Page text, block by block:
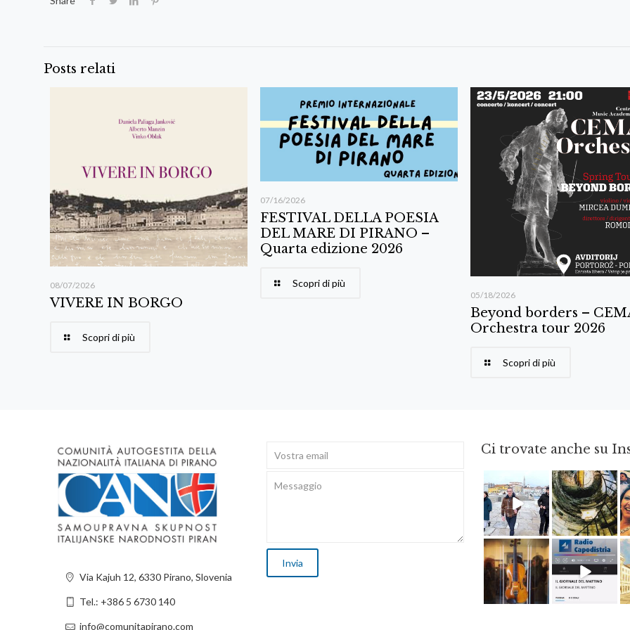
Posts relati
08/07/2026
VIVERE IN BORGO
Scopri di più
07/16/2026
FESTIVAL DELLA POESIA
DEL MARE DI PIRANO –
Quarta edizione 2026
Scopri di più
05/18/2026
Beyond borders –
Orchestra tour 2026
Scopri di più
Via Kajuh 12, 6330 Pirano, Slovenia
Tel.: +386 5 6730 140
info@comunitapirano.com
Ci trovate anche su
Feb 16 Ago 3
Apr 8 Dic 14